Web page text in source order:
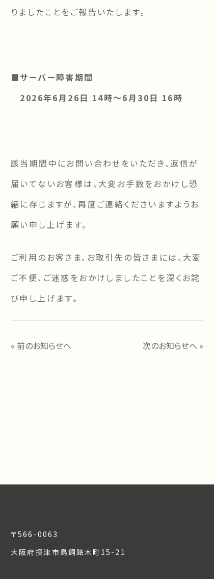
りましたことをご報告いたします。
■サーバー障害期間
2026年6月26日 14時～6月30日 16時
該当期間中にお問い合わせをいただき、返信が
届いてないお客様は、大変お手数をおかけし恐
縮に存じますが、再度ご連絡くださいますようお
願い申し上げます。
ご利用のお客さま、お取引先の皆さまには、大変
ご不便、ご迷惑をおかけしましたことを深くお詫
び申し上げます。
« 前のお知らせへ 次のお知らせへ »
〒566-0063
大阪府摂津市鳥飼銘木町15-21